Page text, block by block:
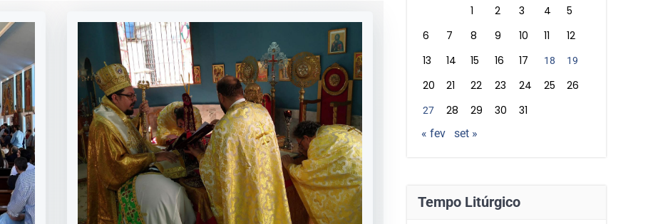
1
2 3 4
5
6
7 8 9 10 11
12
13
14 15 16 17 18 19
20 21 22 23 24 25 26
27 28 29 30 31
« fev set »
Tempo Litúrgico